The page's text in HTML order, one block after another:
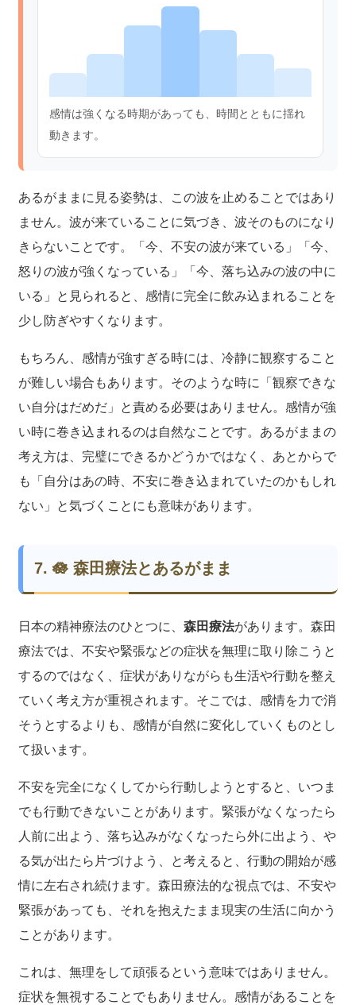
感情は強くなる時期があっても、時間とともに揺れ
動きます。
あるがままに見る姿勢は、この波を止めることではあり
ません。波が来ていることに気づき、波そのものになり
きらないことです。「今、不安の波が来ている」「今、
怒りの波が強くなっている」「今、落ち込みの波の中に
いる」と見られると、感情に完全に飲み込まれることを
少し防ぎやすくなります。
もちろん、感情が強すぎる時には、冷静に観察すること
が難しい場合もあります。そのような時に「観察できな
い自分はだめだ」と責める必要はありません。感情が強
い時に巻き込まれるのは自然なことです。あるがままの
考え方は、完璧にできるかどうかではなく、あとからで
も「自分はあの時、不安に巻き込まれていたのかもしれ
ない」と気づくことにも意味があります。
7. 🪷 森田療法とあるがまま
日本の精神療法のひとつに、森田療法があります。森田
療法では、不安や緊張などの症状を無理に取り除こうと
するのではなく、症状がありながらも生活や行動を整え
ていく考え方が重視されます。そこでは、感情を力で消
そうとするよりも、感情が自然に変化していくものとし
て扱います。
不安を完全になくしてから行動しようとすると、いつま
でも行動できないことがあります。緊張がなくなったら
人前に出よう、落ち込みがなくなったら外に出よう、や
る気が出たら片づけよう、と考えると、行動の開始が感
情に左右され続けます。森田療法的な視点では、不安や
緊張があっても、それを抱えたまま現実の生活に向かう
ことがあります。
これは、無理をして頑張るという意味ではありません。
症状を無視することでもありません。感情があることを